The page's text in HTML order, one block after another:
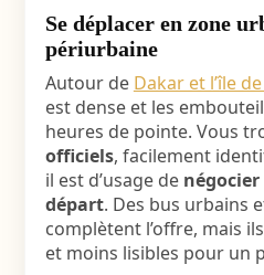
Se déplacer en zone
périurbaine
Autour de Dakar et l’île
est dense et les
heures de pointe. Vous
officiels, facilement
il est d’usage de
départ. Des bus urbains
complètent l’offre, mais
et moins lisibles pour un